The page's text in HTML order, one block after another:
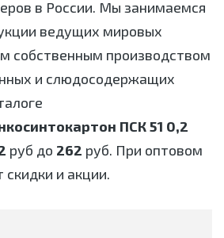
в России. Мы занимаемся
ведущих мировых
собственным производством
и слюдосодержащих
ПСК 51 0,2
руб до 262 руб. При оптовом
и акции.